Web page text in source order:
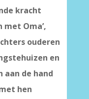
kracht
Oma’,
ouderen
en
aan de hand
hen